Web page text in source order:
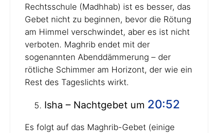
Rechtsschule (Madhhab) ist es besser, das
Gebet nicht zu beginnen, bevor die Rötung
am Himmel verschwindet, aber es ist nicht
verboten. Maghrib endet mit der
sogenannten Abenddämmerung – der
rötliche Schimmer am Horizont, der wie ein
Rest des Tageslichts wirkt.
Isha – Nachtgebet um 20:52
Es folgt auf das Maghrib-Gebet (einige